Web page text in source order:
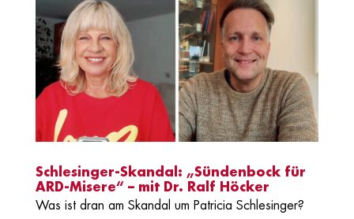
Schlesinger-Skandal: „Sündenbock für
ARD-Misere“ – mit Dr. Ralf Höcker
Was ist dran am Skandal um Patricia Schlesinger?